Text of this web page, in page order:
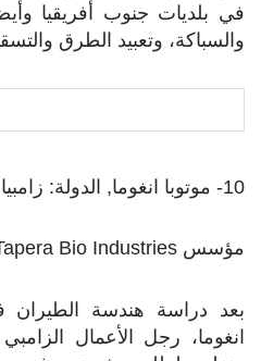
في بلديات جنوب أفريقيا
والسباكة، وتعبيد الطرق
10- موتوبا انغوما, الدولة: زامبيا
مؤسس Bio Industries
بعد دراسة هندسة الطيران